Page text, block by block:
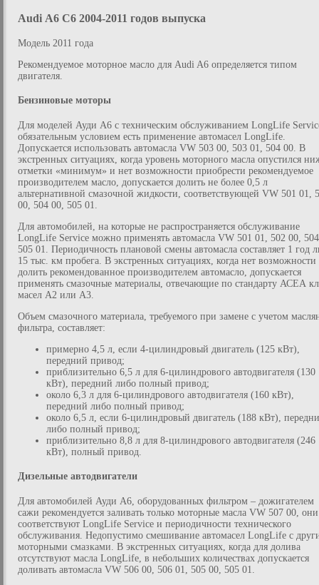
Audi А6 C6 2004-2011 годов выпуска
Модель 2011 года
Рекомендуемое моторное масло для Audi A6 определяется типом
двигателя.
Бензиновые моторы
Для моделей Ауди А6 с техническим обслуживанием LongLife
обязательным условием есть применение автомасел LongLife.
Допускается использовать автомасла VW 503 00, 503 01, 504 00. В
экстренных ситуациях, когда уровень моторного масла опустился
отметки «минимум» и нет возможности приобрести рекомендуемое
производителем масло, допускается долить не более 0,5 л
альтернативной смазочной жидкости, соответствующей VW 501 01,
00, 504 00, 505 01.
Для автомобилей, на которые не распространяется обслуживание
LongLife Service можно применять автомасла VW 501 01, 502 00,
505 01. Периодичность плановой смены автомасла составляет 1 год
15 тыс. км пробега. В экстренных ситуациях, когда нет возможности
долить рекомендованное производителем автомасло, допускается
применять смазочные материалы, отвечающие по стандарту АСЕА
масел А2 или А3.
Объем смазочного материала, требуемого при замене с учетом
фильтра, составляет:
примерно 4,5 л, если 4-цилиндровый двигатель (125 кВт),
передний привод;
приблизительно 6,5 л для 6-цилиндрового автодвигателя (130
кВт), передний либо полный привод;
около 6,3 л для 6-цилиндрового автодвигателя (160 кВт),
передний либо полный привод;
около 6,5 л, если 6-цилиндровый двигатель (188 кВт),
либо полный привод;
приблизительно 8,8 л для 8-цилиндрового автодвигателя (246
кВт), полный привод.
Дизельные автодвигатели
Для автомобилей Ауди А6, оборудованных фильтром – дожигателем
сажи рекомендуется заливать только моторные масла VW 507 00, они
соответствуют LongLife Service и периодичности технического
обслуживания. Недопустимо смешивание автомасел LongLife с
моторными смазками. В экстренных ситуациях, когда для долива
отсутствуют масла LongLife, в небольших количествах допускается
доливать автомасла VW 506 00, 506 01, 505 00, 505 01.